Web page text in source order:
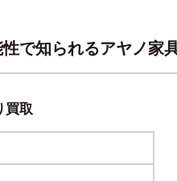
で知られるアヤノ家
買取